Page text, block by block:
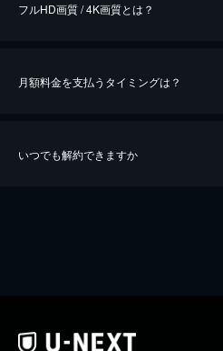
※40％ポイント還元の対象は、クレジットカード
フルHD画質 / 4K画質とは？
月額料金を支払うタイミングは？
いつでも解約できますか